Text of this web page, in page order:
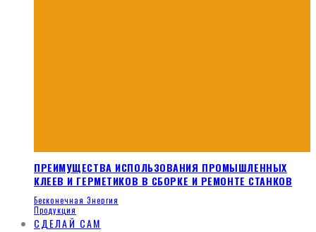
ПРЕИМУЩЕСТВА ИСПОЛЬЗОВАНИЯ ПРОМЫШЛЕННЫХ
КЛЕЕВ И ГЕРМЕТИКОВ В СБОРКЕ И РЕМОНТЕ СТАНКОВ
Бесконечная Энергия
Продукция
СДЕЛАЙ САМ